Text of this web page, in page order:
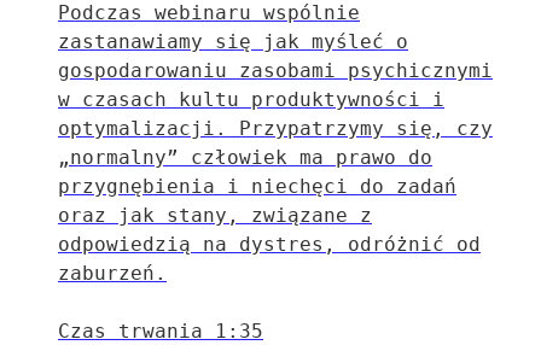
Podczas webinaru wspólnie
zastanawiamy się jak myśleć o
gospodarowaniu zasobami psychicznymi
w czasach kultu produktywności i
optymalizacji. Przypatrzymy się, czy
„normalny” człowiek ma prawo do
przygnębienia i niechęci do zadań
oraz jak stany, związane z
odpowiedzią na dystres, odróżnić od
zaburzeń.
Czas trwania 1:35